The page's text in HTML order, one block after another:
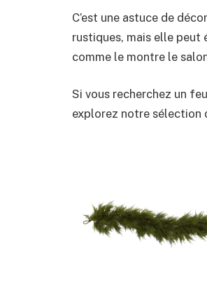
C’est une astuce de
rustiques, mais elle
comme le montre le
Si vous recherchez un
explorez notre sélection